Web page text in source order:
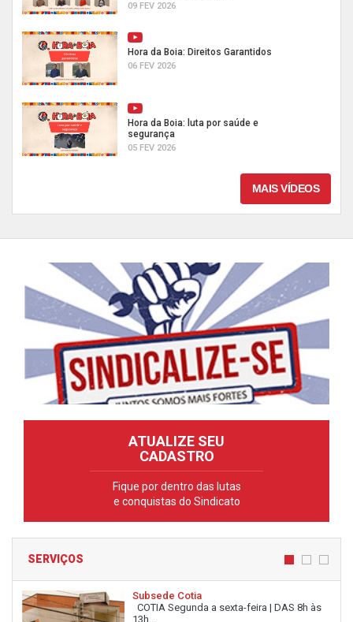
09 FEV 2026
Hora da Boia: Direitos Garantidos
06 FEV 2026
Hora da Boia: luta por saúde e
segurança
05 FEV 2026
MAIS VÍDEOS
ATUALIZE SEU
CADASTRO
Fique por dentro das lutas
e conquistas do Sindicato
SERVIÇOS
Subsede Cotia
COTIA Segunda a sexta-feira | DAS 8h às
13h...